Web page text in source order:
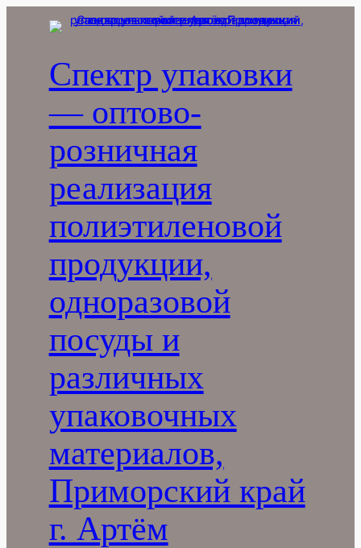
Перейти
Спектр упаковки
— оптово-
розничная
реализация
полиэтиленовой
продукции,
одноразовой
посуды и
различных
упаковочных
материалов,
Приморский край
г. Артём